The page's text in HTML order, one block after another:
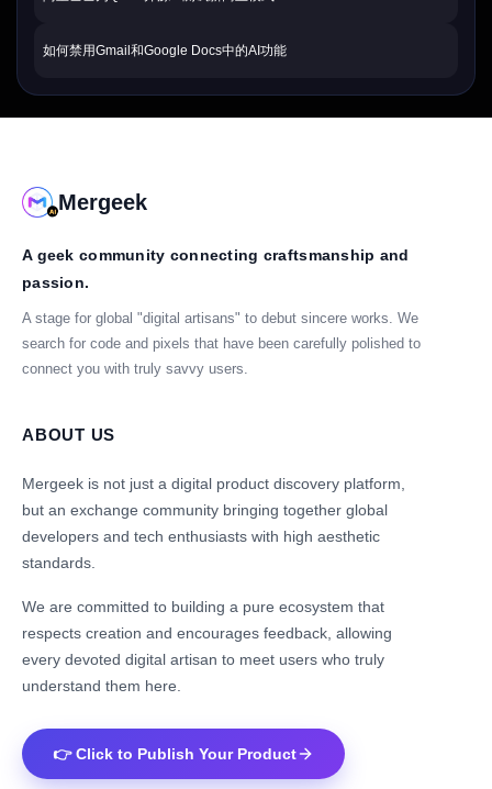
如何禁用Gmail和Google Docs中的AI功能
Mergeek
A geek community connecting craftsmanship and
passion.
A stage for global "digital artisans" to debut sincere works. We
search for code and pixels that have been carefully polished to
connect you with truly savvy users.
ABOUT US
Mergeek is not just a digital product discovery platform,
but an exchange community bringing together global
developers and tech enthusiasts with high aesthetic
standards.
We are committed to building a pure ecosystem that
respects creation and encourages feedback, allowing
every devoted digital artisan to meet users who truly
understand them here.
👉 Click to Publish Your Product